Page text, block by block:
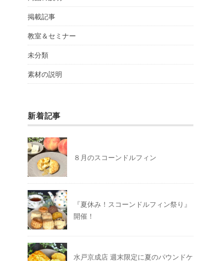
掲載記事
教室＆セミナー
未分類
素材の説明
新着記事
８月のスコーンドルフィン
『夏休み！スコーンドルフィン祭り』
開催！
水戸京成店 週末限定に夏のパウンドケ